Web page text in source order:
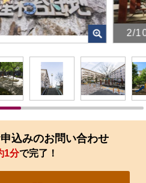
2/
画
像
を
ク
リ
拡
込みのお問い合わせ
1分で完了！